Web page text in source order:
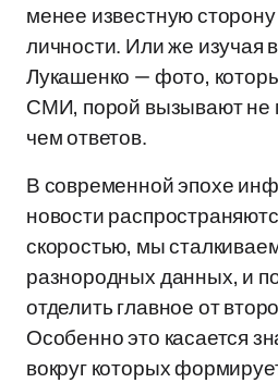
менее известную
личности. Или же изучая
Лукашенко — фото,
СМИ, порой вызывают не
чем ответов.
В современной эпохе
новости
скоростью, мы
разнородных данных, и
отделить главное от
Особенно это касается
вокруг которых